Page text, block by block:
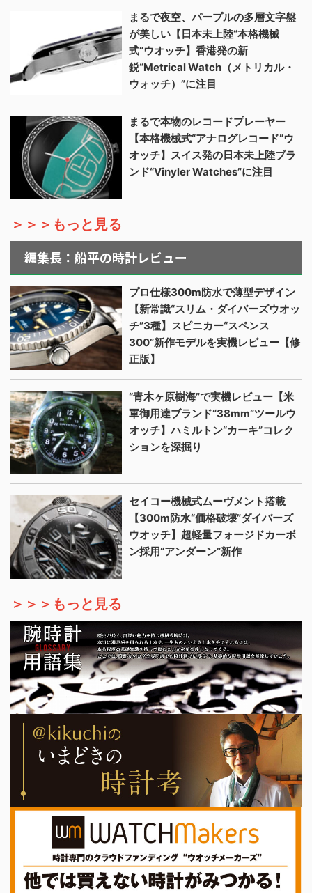
まるで夜空、パープルの多層文字盤
が美しい【日本未上陸“本格機械
式”ウオッチ】香港発の新
鋭“Metrical Watch（メトリカル・
ウォッチ）”に注目
まるで本物のレコードプレーヤー
【本格機械式“アナログレコード”ウ
オッチ】スイス発の日本未上陸ブラ
ンド“Vinyler Watches”に注目
＞＞＞もっと見る
編集長：船平の時計レビュー
プロ仕様300m防水で薄型デザイン
【新常識“スリム・ダイバーズウオッ
チ”3種】スピニカー“スペンス
300”新作モデルを実機レビュー【修
正版】
“青木ヶ原樹海”で実機レビュー【米
軍御用達ブランド“38mm”ツールウ
オッチ】ハミルトン“カーキ”コレク
ションを深掘り
セイコー機械式ムーヴメント搭載
【300m防水“価格破壊”ダイバーズ
ウオッチ】超軽量フォージドカーボ
ン採用“アンダーン”新作
＞＞＞もっと見る